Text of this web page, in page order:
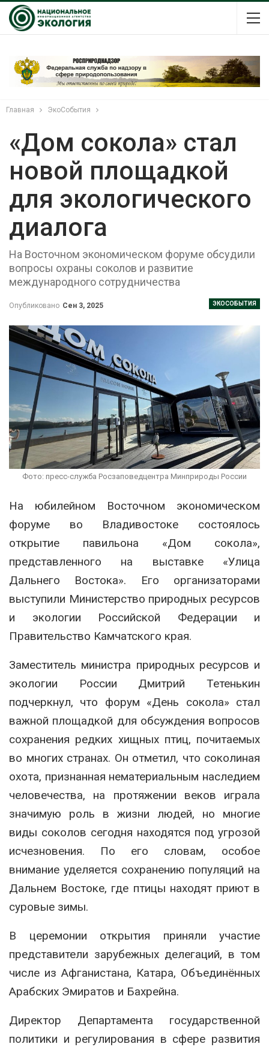
Главная ЭкоСобытия
«Дом сокола» стал
новой площадкой
для экологического
диалога
На Восточном экономическом форуме обсудили
вопросы охраны соколов и развитие
международного сотрудничества
ЭКОСОБЫТИЯ
Опубликовано Сен 3, 2025
Фото: пресс-служба Росзаповедцентра Минприроды России
На юбилейном Восточном экономическом
форуме во Владивостоке состоялось
открытие павильона «Дом сокола»,
представленного на выставке «Улица
Дальнего Востока». Его организаторами
выступили Министерство природных ресурсов
и экологии Российской Федерации и
Правительство Камчатского края.
Заместитель министра природных ресурсов и
экологии России Дмитрий Тетенькин
подчеркнул, что форум «День сокола» стал
важной площадкой для обсуждения вопросов
сохранения редких хищных птиц, почитаемых
во многих странах. Он отметил, что соколиная
охота, признанная нематериальным наследием
человечества, на протяжении веков играла
значимую роль в жизни людей, но многие
виды соколов сегодня находятся под угрозой
исчезновения. По его словам, особое
внимание уделяется сохранению популяций на
Дальнем Востоке, где птицы находят приют в
суровые зимы.
В церемонии открытия приняли участие
представители зарубежных делегаций, в том
числе из Афганистана, Катара, Объединённых
Арабских Эмиратов и Бахрейна.
Директор Департамента государственной
политики и регулирования в сфере развития